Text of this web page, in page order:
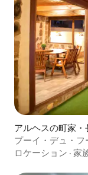
アルヘスの町家・
プーイ・デュ・フ
ル、バーベキュー
ロケーション · 家